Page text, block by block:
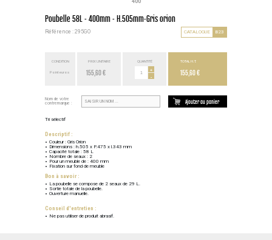
400
Poubelle 58L - 400mm - H.505mm-Gris orion
Référence : 295GO CATALOGUE B23
CONDITION
Point euros
PRIX UNITAIRE
155,60 €
QUANTITÉ
+
-
TOTAL H.T.
155,60 €
Nom de votre
contremarque :
Ajouter au panier
Tri sélectif
Descriptif :
Couleur : Gris Orion
Dimensions : h.505 x P.475 x l.343 mm
Capacité totale : 58 L
Nombre de seaux : 2
Pour un meuble de : 400 mm
Fixation sur fond de meuble
Bon à savoir :
La poubelle se compose de 2 seaux de 29 L.
Sortie totale de la poubelle.
Ouverture manuelle.
Conseil d'entretien :
Ne pas utiliser de produit abrasif.